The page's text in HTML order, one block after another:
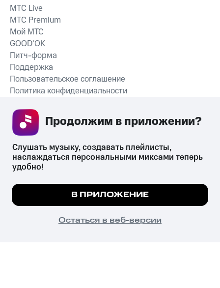
СКАЧАТЬ ПРИЛОЖЕНИЕ
MTС Live
MTС Premium
Мой МТС
GOOD’OK
Питч-форма
Поддержка
Пользовательское соглашение
Политика конфиденциальности
психотропных веществ, их аналогов причиняет вред здоровью,
их незаконный оборот запрещён и влечёт установленную
законодательством ответственность.
© 2026 ООО «КИОН».
Все права защищены
Мы используем куки, чтобы на сайте все
Подробнее
ПОНЯТНО
Слушать музыку, создавать плейлисты,
наслаждаться персональными миксами теперь
удобно!
В ПРИЛОЖЕНИЕ
Остаться в веб-версии